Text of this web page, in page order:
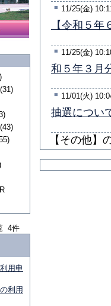
(31)
(43)
4件
用申
利用
■ 11/25(金)
【令和５年
■ 11/25(金)
和５年３月
■ 11/01(火)
抽選につい
【その他】